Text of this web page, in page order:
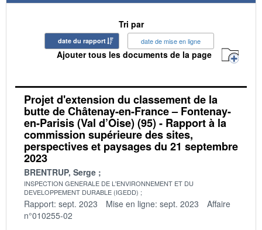
Tri par
date du rapport date de mise en ligne
Ajouter tous les documents de la page
Projet d'extension du classement de la
butte de Châtenay-en-France – Fontenay-
en-Parisis (Val d’Oise) (95) - Rapport à la
commission supérieure des sites,
perspectives et paysages du 21 septembre
2023
BRENTRUP, Serge
INSPECTION GENERALE DE L'ENVIRONNEMENT ET DU
DEVELOPPEMENT DURABLE (IGEDD)
Rapport: sept. 2023 Mise en ligne: sept. 2023
Affaire
n°010255-02